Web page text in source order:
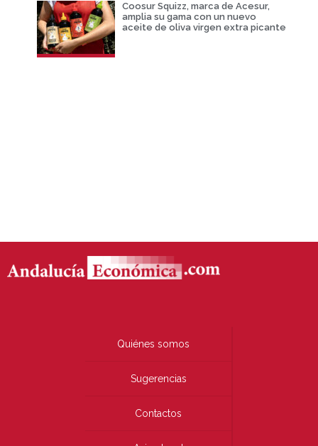
Coosur Squizz, marca de Acesur,
amplia su gama con un nuevo
aceite de oliva virgen extra picante
Quiénes somos
Sugerencias
Contactos